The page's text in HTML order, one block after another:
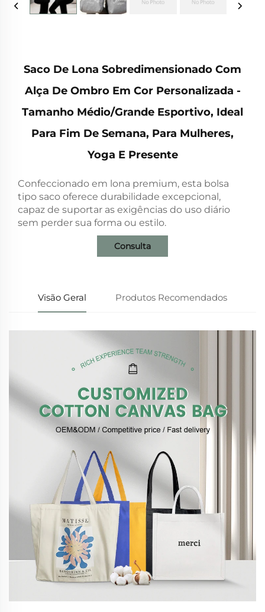
Saco De Lona Sobredimensionado Com
Alça De Ombro Em Cor Personalizada -
Tamanho Médio/Grande Esportivo, Ideal
Para Fim De Semana, Para Mulheres,
Yoga E Presente
Confeccionado em lona premium, esta bolsa
tipo saco oferece durabilidade excepcional,
capaz de suportar as exigências do uso diário
sem perder sua forma ou estilo.
Consulta
Visão Geral Produtos Recomendados